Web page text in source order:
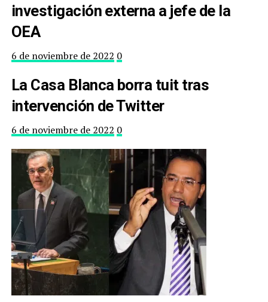
investigación externa a jefe de la
OEA
6 de noviembre de 2022 0
La Casa Blanca borra tuit tras
intervención de Twitter
6 de noviembre de 2022 0